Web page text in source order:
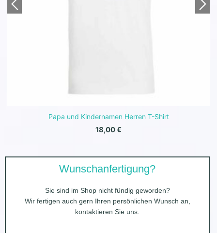
Papa und Kindernamen Herren T-Shirt
18,00€
Wunschanfertigung?
Sie sind im Shop nicht fündig geworden?
Wir fertigen auch gern Ihren persönlichen Wunsch an,
kontaktieren Sie uns.